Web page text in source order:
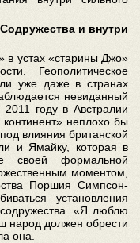
и внутри
в устах «старины Джо»
Геополитическое
уже даже в странах
невиданный
году в Австралии
континент» неплохо бы
влияния британской
и Ямайку, которая в
своей формальной
моментом,
Поршия Симпсон-
установления
«Я люблю
народ должен обрести
она.